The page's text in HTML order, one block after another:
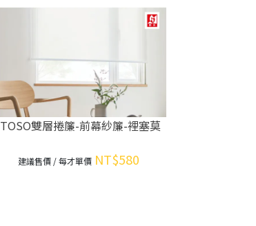
TOSO雙層捲簾-前幕紗簾-裡塞莫
建議售價 / 每才單價 NT$580